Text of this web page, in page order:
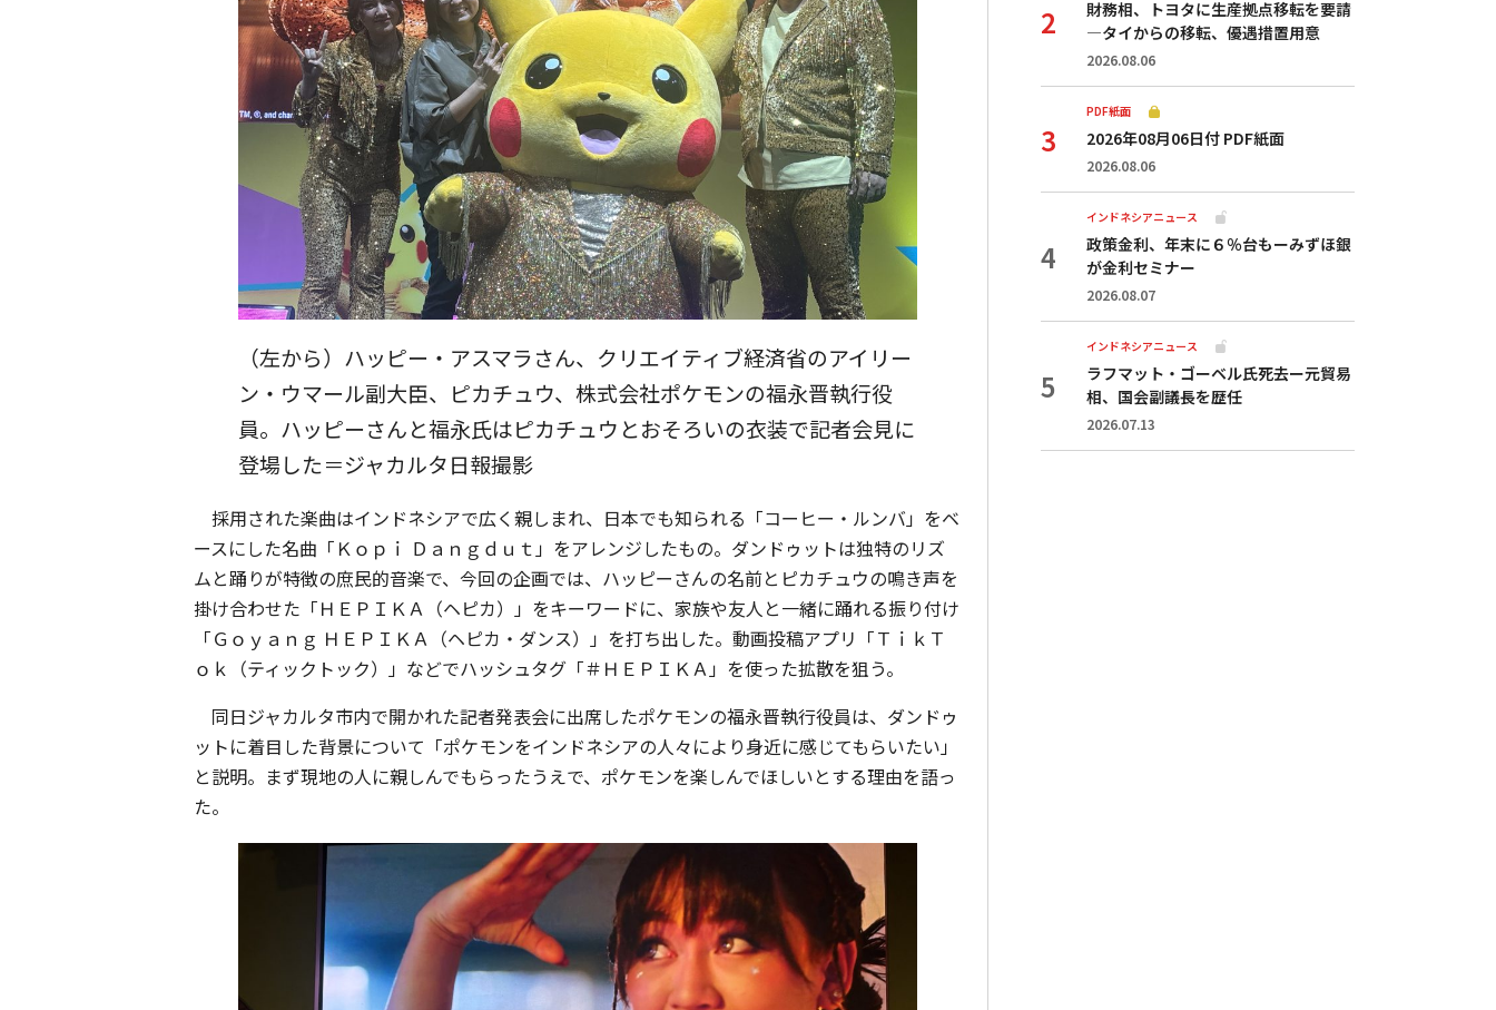
（左から）ハッピー・アスマラさん、クリエイティブ経済省のアイリー
ン・ウマール副大臣、ピカチュウ、株式会社ポケモンの福永晋執行役
員。ハッピーさんと福永氏はピカチュウとおそろいの衣装で記者会見に
登場した＝ジャカルタ日報撮影
採用された楽曲はインドネシアで広く親しまれ、日本でも知られる「コーヒー・ルンバ」をベ
ースにした名曲「Ｋｏｐｉ Ｄａｎｇｄｕｔ」をアレンジしたもの。ダンドゥットは独特のリズ
ムと踊りが特徴の庶民的音楽で、今回の企画では、ハッピーさんの名前とピカチュウの鳴き声を
掛け合わせた「ＨＥＰＩＫＡ（ヘピカ）」をキーワードに、家族や友人と一緒に踊れる振り付け
「Ｇｏｙａｎｇ ＨＥＰＩＫＡ（ヘピカ・ダンス）」を打ち出した。動画投稿アプリ「ＴｉｋＴ
ｏｋ（ティックトック）」などでハッシュタグ「＃ＨＥＰＩＫＡ」を使った拡散を狙う。
同日ジャカルタ市内で開かれた記者発表会に出席したポケモンの福永晋執行役員は、ダンドゥ
ットに着目した背景について「ポケモンをインドネシアの人々により身近に感じてもらいたい」
と説明。まず現地の人に親しんでもらったうえで、ポケモンを楽しんでほしいとする理由を語っ
た。
財務相、トヨタに生産拠点移転を要請
—タイからの移転、優遇措置用意
2026.08.06
PDF紙面
2026年08月06日付 PDF紙面
2026.08.06
インドネシアニュース
政策金利、年末に６％台もーみずほ銀
が金利セミナー
2026.08.07
インドネシアニュース
ラフマット・ゴーベル氏死去ー元貿易
相、国会副議長を歴任
2026.07.13